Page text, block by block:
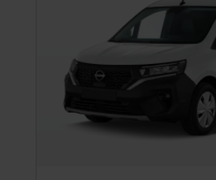
der EU erfolgt, erfolgt dies
Grundlage eines
Kommission (Art. 45 Abs. 1
Standarddatenschutzklauseln
DSGVO) oder wenn Sie hierzu
erteilen. Nähere Informationen zu
Datenschutzklauseln können Sie